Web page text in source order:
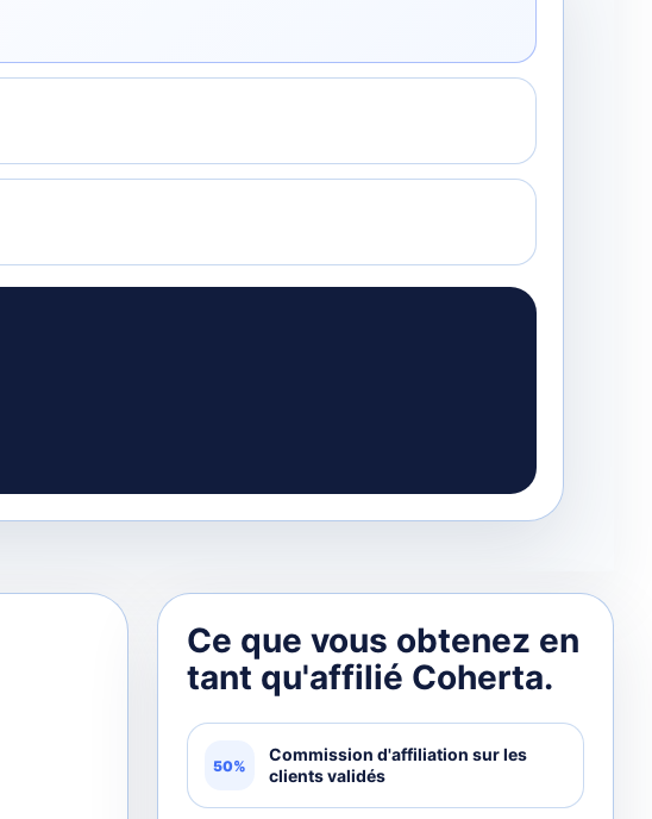
Ce que vous obtenez en
tant qu'affilié Coherta.
50%
Commission d'affiliation sur les
clients validés